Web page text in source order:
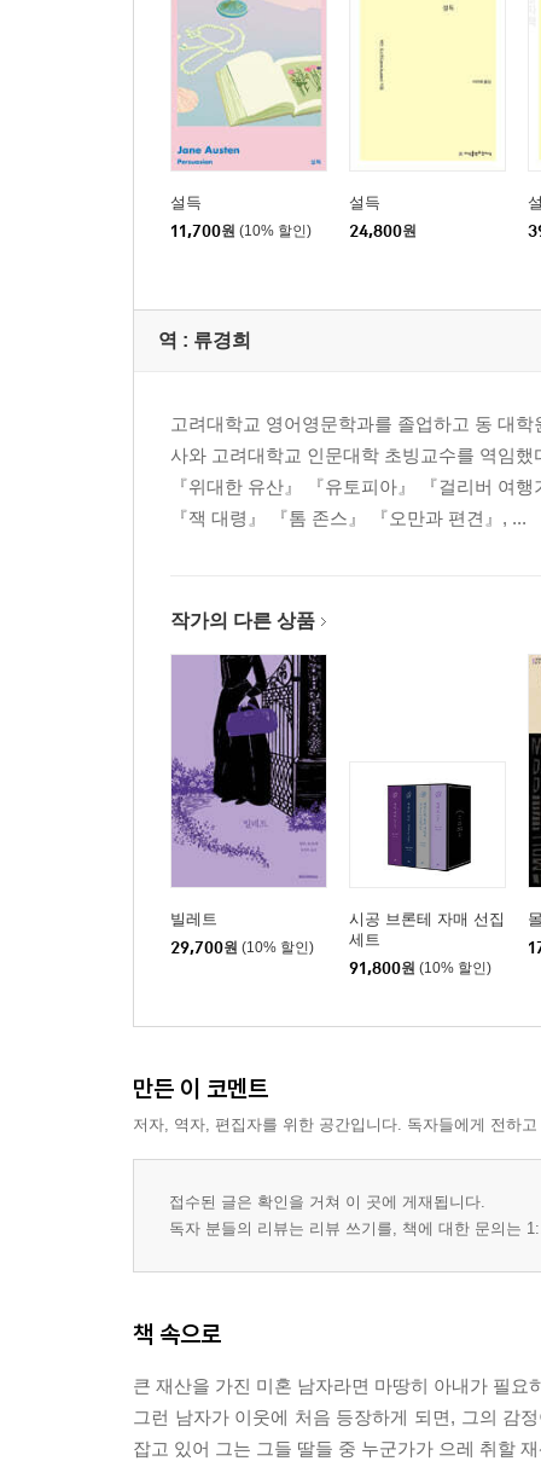
설득
11,700원 (10% 할인)
설득
24,800원
역 : 류경희
고려대학교 영어영문학과를 졸업하고 동 대
사와 고려대학교 인문대학 초빙교수를 역임
『위대한 유산』 『유토피아』 『걸리버 여
『잭 대령』 『톰 존스』 『오만과 편견』, ...
작가의 다른 상품
빌레트
29,700원 (10% 할인)
시공 브론테 자매 선집
세트
91,800원 (10% 할인)
만든 이 코멘트
저자, 역자, 편집자를 위한 공간입니다. 독자들에게 전하
접수된 글은 확인을 거쳐 이 곳에 게재됩니다.
독자 분들의 리뷰는 리뷰 쓰기를, 책에 대한 문의는
책 속으로
큰 재산을 가진 미혼 남자라면 마땅히 아내가 필요
그런 남자가 이웃에 처음 등장하게 되면, 그의 감
잡고 있어 그는 그들 딸들 중 누군가가 으레 취할